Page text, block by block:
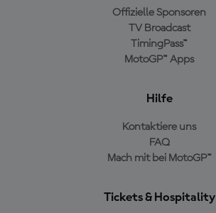
Offizielle Sponsoren
TV Broadcast
TimingPass™
MotoGP™ Apps
Hilfe
Kontaktiere uns
FAQ
Mach mit bei MotoGP™
Tickets & Hospitality